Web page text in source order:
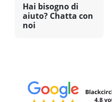
Hai bisogno di
aiuto? Chatta con
noi